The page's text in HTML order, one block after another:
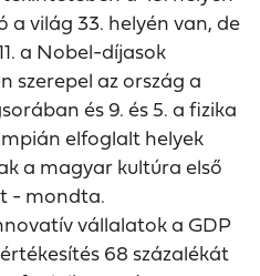
világ 33. helyén van, de
a Nobel-díjasok
szerepel az ország a
és 9. és 5. a fizika
elfoglalt helyek
a magyar kultúra első
- mondta.
vállalatok a GDP
68 százalékát